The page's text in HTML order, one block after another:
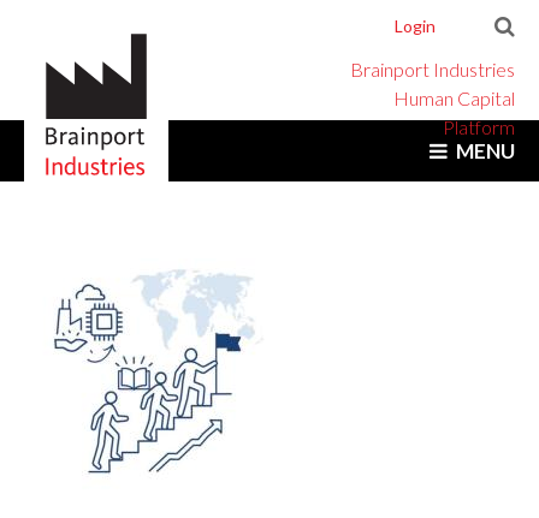
Login
Brainport Industries
Human Capital
Platform
MENU